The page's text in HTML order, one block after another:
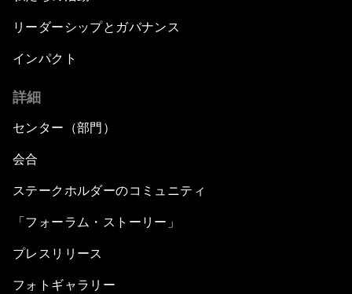
リーダーシップとガバナンス
インパクト
詳細
センター（部門）
会合
ステークホルダーのコミュニティ
「フォーラム・ストーリー」
プレスリリース
フォトギャラリー